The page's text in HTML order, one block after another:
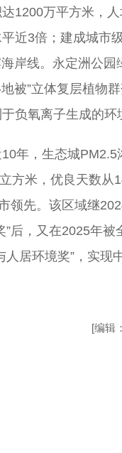
1200万平方米，人
近3倍；建成城市
岸线。永定洲公园
被”立体复层植物
负氧离子生成的环
年，生态城PM2.5
方米，优良天数从
领先。该区域继
”后，又在2025年被
人居环境奖”，实现
[编辑